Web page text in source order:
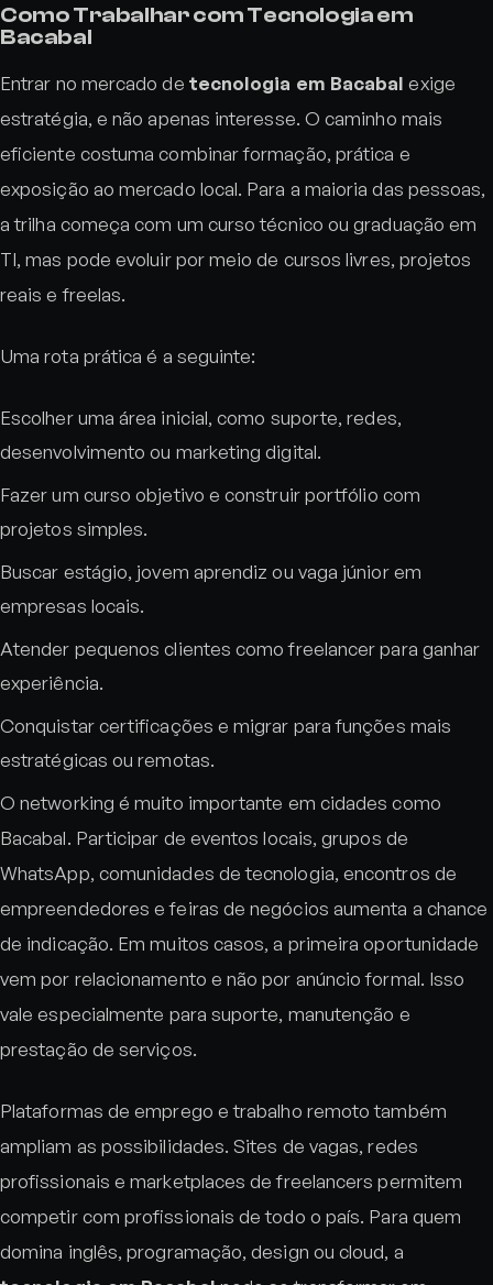
Como Trabalhar com Tecnologia em
Bacabal
Entrar no mercado de tecnologia em Bacabal exige
estratégia, e não apenas interesse. O caminho mais
eficiente costuma combinar formação, prática e
exposição ao mercado local. Para a maioria das pessoas,
a trilha começa com um curso técnico ou graduação em
TI, mas pode evoluir por meio de cursos livres, projetos
reais e freelas.
Uma rota prática é a seguinte:
Escolher uma área inicial, como suporte, redes,
desenvolvimento ou marketing digital.
Fazer um curso objetivo e construir portfólio com
projetos simples.
Buscar estágio, jovem aprendiz ou vaga júnior em
empresas locais.
Atender pequenos clientes como freelancer para ganhar
experiência.
Conquistar certificações e migrar para funções mais
estratégicas ou remotas.
O networking é muito importante em cidades como
Bacabal. Participar de eventos locais, grupos de
WhatsApp, comunidades de tecnologia, encontros de
empreendedores e feiras de negócios aumenta a chance
de indicação. Em muitos casos, a primeira oportunidade
vem por relacionamento e não por anúncio formal. Isso
vale especialmente para suporte, manutenção e
prestação de serviços.
Plataformas de emprego e trabalho remoto também
ampliam as possibilidades. Sites de vagas, redes
profissionais e marketplaces de freelancers permitem
competir com profissionais de todo o país. Para quem
domina inglês, programação, design ou cloud, a